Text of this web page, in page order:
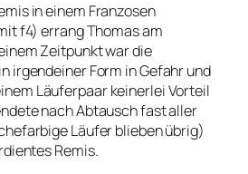
in einem Franzosen
f4) errang Thomas am
Zeitpunkt war die
irgendeiner Form in Gefahr und
Läuferpaar keinerlei Vorteil
nach Abtausch fast aller
Läufer blieben übrig)
Remis.